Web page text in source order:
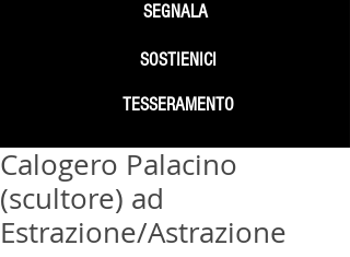
SEGNALA
SOSTIENICI
TESSERAMENTO
Calogero Palacino
(scultore) ad
Estrazione/Astrazione